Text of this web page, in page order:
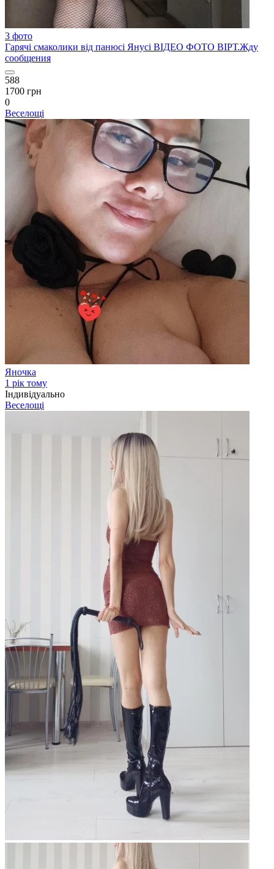
3 фото
Гарячі смаколики від панюсі Янусі ВІДЕО ФОТО ВІРТ.Жду
сообщения
588
1700 грн
0
Веселощі
Яночка
1 рік тому
Індивідуально
Веселощі